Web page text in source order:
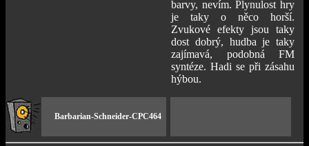
barvy, nevím. Plynulost hry
je taky o něco horší.
Zvukové efekty jsou taky
dost dobrý, hudba je taky
zajímavá, podobná FM
syntéze. Hadi se při zásahu
hýbou.
Barbarian-Schneider-CPC464